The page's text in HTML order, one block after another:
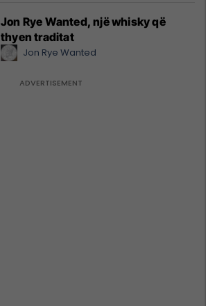
Jon Rye Wanted, një whisky që
thyen traditat
Jon Rye Wanted